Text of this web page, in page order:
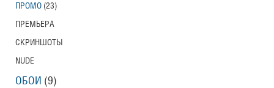
ПРОМО (23)
ПРЕМЬЕРА
СКРИНШОТЫ
NUDE
ОБОИ (9)